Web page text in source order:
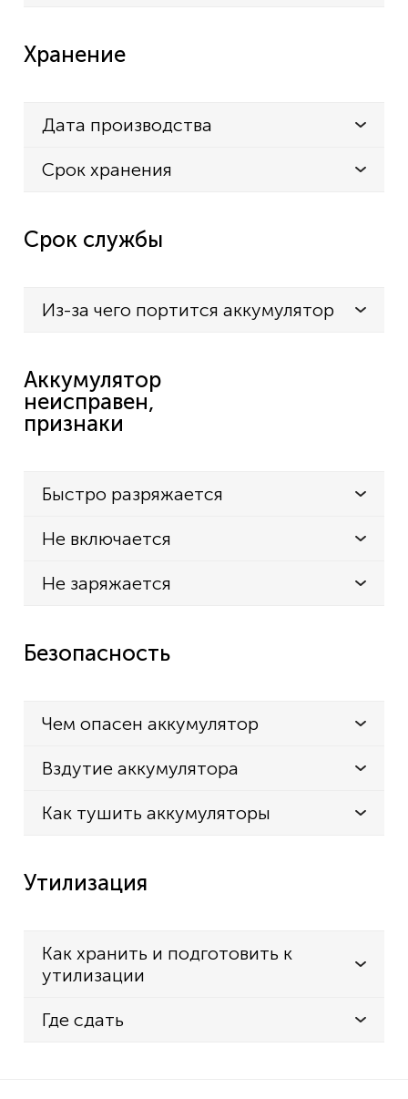
Хранение
Дата производства
Срок хранения
Срок службы
Из-за чего портится аккумулятор
Аккумулятор
неисправен,
признаки
Быстро разряжается
Не включается
Не заряжается
Безопасность
Чем опасен аккумулятор
Вздутие аккумулятора
Как тушить аккумуляторы
Утилизация
Как хранить и подготовить к
утилизации
Где сдать